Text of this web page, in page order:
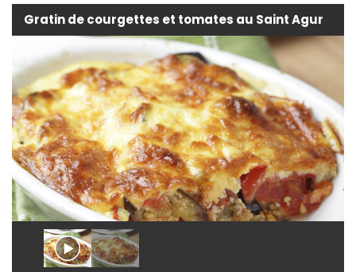
Gratin de courgettes et tomates au Saint Agur